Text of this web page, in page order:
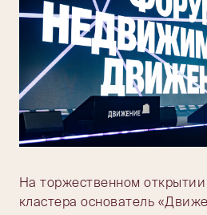
На торжественном открытии
кластера основатель